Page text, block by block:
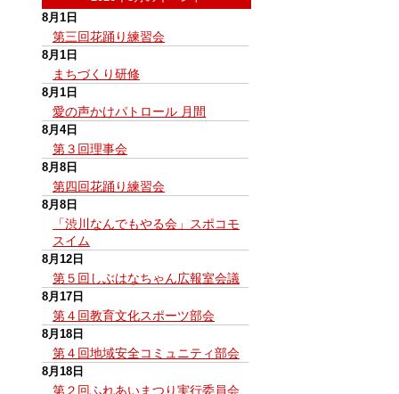
8月1日
第三回花踊り練習会
8月1日
まちづくり研修
8月1日
愛の声かけパトロール 月間
8月4日
第３回理事会
8月8日
第四回花踊り練習会
8月8日
「渋川なんでもやる会」スポコモ
スイム
8月12日
第５回しぶはなちゃん広報室会議
8月17日
第４回教育文化スポーツ部会
8月18日
第４回地域安全コミュニティ部会
8月18日
第２回ふれあいまつり実行委員会